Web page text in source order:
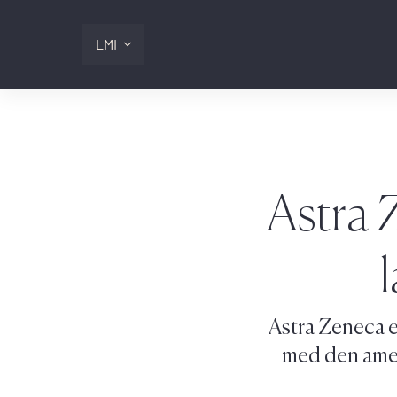
LMI
Astra
Astra Zeneca
med den